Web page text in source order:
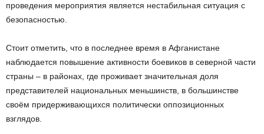
проведения мероприятия является нестабильная ситуация с
безопасностью.
Стоит отметить, что в последнее время в Афганистане
наблюдается повышение активности боевиков в северной части
страны – в районах, где проживает значительная доля
представителей национальных меньшинств, в большинстве
своём придерживающихся политически оппозиционных
взглядов.